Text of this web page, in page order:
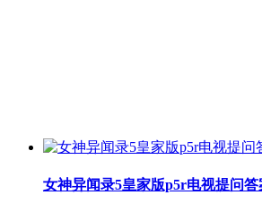
女神异闻录5皇家版p5r电视提问答